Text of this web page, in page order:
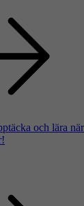
och lära